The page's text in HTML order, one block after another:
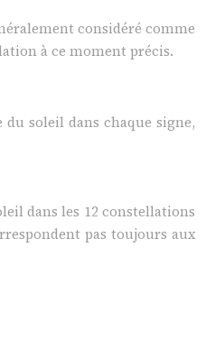
considéré comme
à ce moment précis.
soleil dans chaque signe,
dans les 12 constellations
pas toujours aux